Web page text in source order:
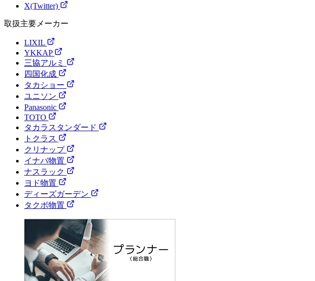
X(Twitter)
取扱主要メーカー
LIXIL
YKKAP
三協アルミ
四国化成
タカショー
ユニソン
Panasonic
TOTO
タカラスタンダード
トクラス
クリナップ
イナバ物置
ナスラック
ヨド物置
ディーズガーデン
タクボ物置